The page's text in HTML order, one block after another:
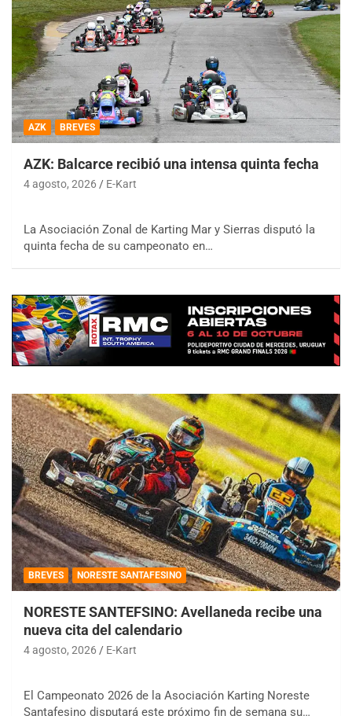
AZK BREVES
AZK: Balcarce recibió una intensa quinta fecha
4 agosto, 2026 E-Kart
La Asociación Zonal de Karting Mar y Sierras disputó la
quinta fecha de su campeonato en…
BREVES NORESTE SANTAFESINO
NORESTE SANTEFSINO: Avellaneda recibe una
nueva cita del calendario
4 agosto, 2026 E-Kart
El Campeonato 2026 de la Asociación Karting Noreste
Santafesino disputará este próximo fin de semana su…